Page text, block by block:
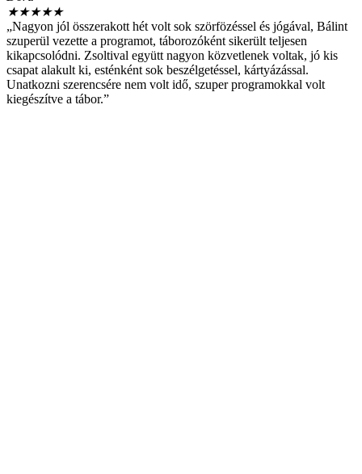
★★★★★
„Nagyon jól összerakott hét volt sok szörfözéssel és jógával, Bálint
szuperül vezette a programot, táborozóként sikerült teljesen
kikapcsolódni. Zsoltival együtt nagyon közvetlenek voltak, jó kis
csapat alakult ki, esténként sok beszélgetéssel, kártyázással.
Unatkozni szerencsére nem volt idő, szuper programokkal volt
kiegészítve a tábor.”